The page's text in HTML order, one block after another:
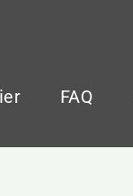
FAQ